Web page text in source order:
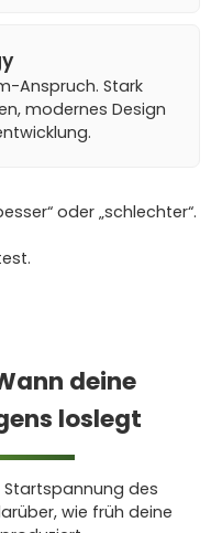
Anspruch. Stark
modernes Design
oder „schlechter“.
deine
loslegt
des
wie früh deine